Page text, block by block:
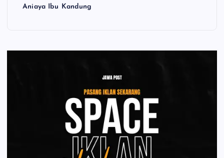
Aniaya Ibu Kandung